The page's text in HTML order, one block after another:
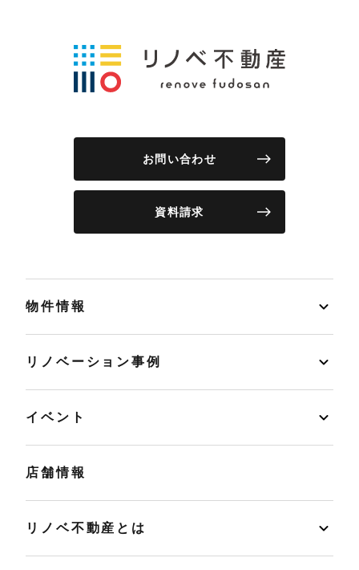
お問い合わせ
資料請求
物件情報
リノベーション事例
イベント
店舗情報
リノベ不動産とは